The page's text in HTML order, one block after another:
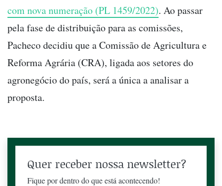
com nova numeração (PL 1459/2022). Ao passar
pela fase de distribuição para as comissões,
Pacheco decidiu que a Comissão de Agricultura e
Reforma Agrária (CRA), ligada aos setores do
agronegócio do país, será a única a analisar a
proposta.
Quer receber nossa newsletter?
Fique por dentro do que está acontecendo!